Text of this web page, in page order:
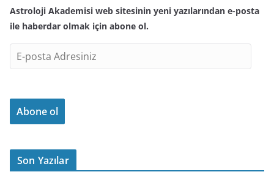
Astroloji Akademisi web sitesinin yeni yazılarından e-posta
ile haberdar olmak için abone ol.
-
o
t
d
Abone ol
Son Yazılar